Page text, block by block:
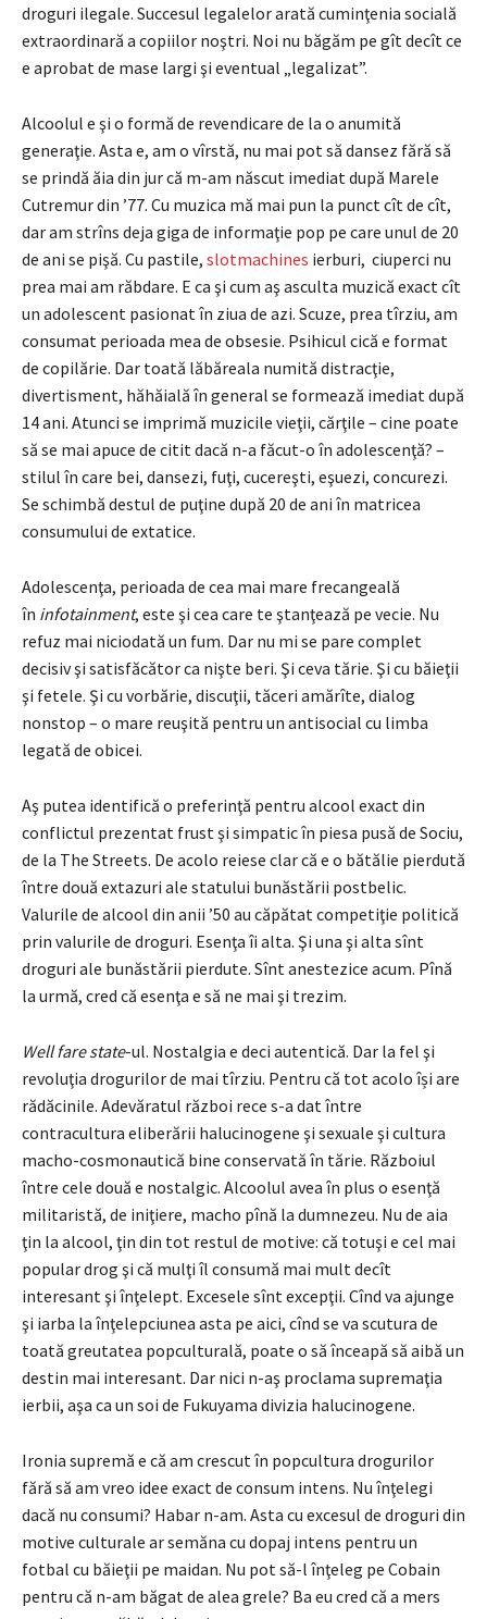
droguri ilegale. Succesul legalelor arată cuminţenia socială
extraordinară a copiilor noştri. Noi nu băgăm pe gît decît ce
e aprobat de mase largi şi eventual „legalizat”.
Alcoolul e şi o formă de revendicare de la o anumită
generaţie. Asta e, am o vîrstă, nu mai pot să dansez fără să
se prindă ăia din jur că m-am născut imediat după Marele
Cutremur din ’77. Cu muzica mă mai pun la punct cît de cît,
dar am strîns deja giga de informaţie pop pe care unul de 20
de ani se pişă. Cu pastile, slotmachines ierburi, ciuperci nu
prea mai am răbdare. E ca şi cum aş asculta muzică exact cît
un adolescent pasionat în ziua de azi. Scuze, prea tîrziu, am
consumat perioada mea de obsesie. Psihicul cică e format
de copilărie. Dar toată lăbăreala numită distracţie,
divertisment, hăhăială în general se formează imediat după
14 ani. Atunci se imprimă muzicile vieţii, cărţile – cine poate
să se mai apuce de citit dacă n-a făcut-o în adolescenţă? –
stilul în care bei, dansezi, fuţi, cucereşti, eşuezi, concurezi.
Se schimbă destul de puţine după 20 de ani în matricea
consumului de extatice.
Adolescenţa, perioada de cea mai mare frecangeală
în infotainment, este şi cea care te ştanţează pe vecie. Nu
refuz mai niciodată un fum. Dar nu mi se pare complet
decisiv şi satisfăcător ca nişte beri. Şi ceva tărie. Şi cu băieţii
şi fetele. Şi cu vorbărie, discuţii, tăceri amărîte, dialog
nonstop – o mare reuşită pentru un antisocial cu limba
legată de obicei.
Aş putea identifică o preferinţă pentru alcool exact din
conflictul prezentat frust şi simpatic în piesa pusă de Sociu,
de la The Streets. De acolo reiese clar că e o bătălie pierdută
între două extazuri ale statului bunăstării postbelic.
Valurile de alcool din anii ’50 au căpătat competiţie politică
prin valurile de droguri. Esenţa îi alta. Şi una şi alta sînt
droguri ale bunăstării pierdute. Sînt anestezice acum. Pînă
la urmă, cred că esenţa e să ne mai şi trezim.
Well fare state-ul. Nostalgia e deci autentică. Dar la fel şi
revoluţia drogurilor de mai tîrziu. Pentru că tot acolo își are
rădăcinile. Adevăratul război rece s-a dat între
contracultura eliberării halucinogene şi sexuale şi cultura
macho-cosmonautică bine conservată în tărie. Războiul
între cele două e nostalgic. Alcoolul avea în plus o esenţă
militaristă, de iniţiere, macho pînă la dumnezeu. Nu de aia
ţin la alcool, ţin din tot restul de motive: că totuşi e cel mai
popular drog şi că mulţi îl consumă mai mult decît
interesant şi înţelept. Excesele sînt excepţii. Cînd va ajunge
şi iarba la înţelepciunea asta pe aici, cînd se va scutura de
toată greutatea popculturală, poate o să înceapă să aibă un
destin mai interesant. Dar nici n-aş proclama supremaţia
ierbii, aşa ca un soi de Fukuyama divizia halucinogene.
Ironia supremă e că am crescut în popcultura drogurilor
fără să am vreo idee exact de consum intens. Nu înţelegi
dacă nu consumi? Habar n-am. Asta cu excesul de droguri din
motive culturale ar semăna cu dopaj intens pentru un
fotbal cu băieţii pe maidan. Nu pot să-l înţeleg pe Cobain
pentru că n-am băgat de alea grele? Ba eu cred că a mers